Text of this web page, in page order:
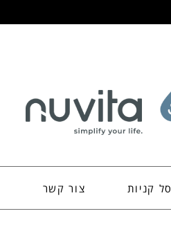
סל קניות צור קשר